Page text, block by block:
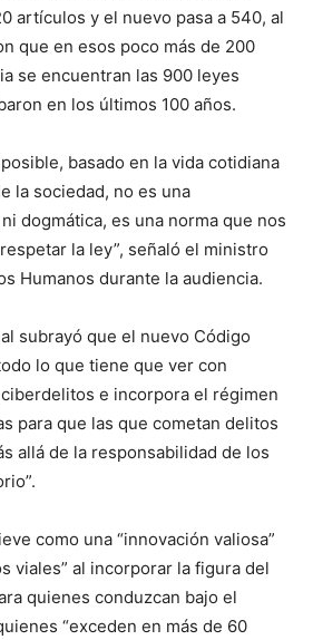
artículos y el nuevo pasa a 540, al
que en esos poco más de 200
se encuentran las 900 leyes
en los últimos 100 años.
basado en la vida cotidiana
la sociedad, no es una
dogmática, es una norma que nos
la ley”, señaló el ministro
Humanos durante la audiencia.
subrayó que el nuevo Código
lo que tiene que ver con
e incorpora el régimen
para que las que cometan delitos
allá de la responsabilidad de los
como una “innovación valiosa”
viales” al incorporar la figura del
quienes conduzcan bajo el
“exceden en más de 60